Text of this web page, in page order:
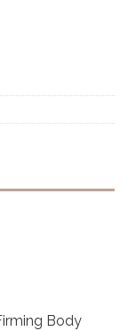
Body